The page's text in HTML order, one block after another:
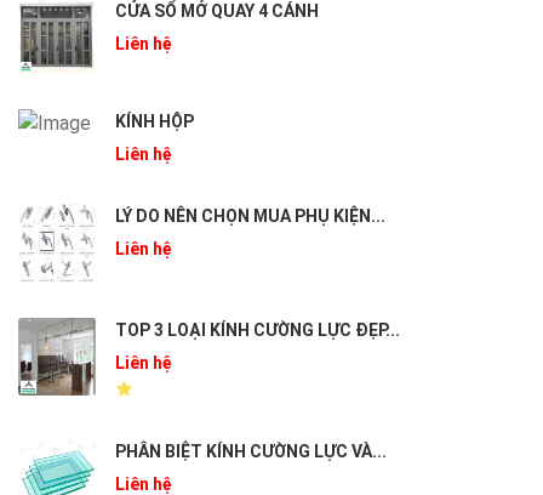
CỬA SỔ MỞ QUAY 4 CÁNH
Liên hệ
KÍNH HỘP
Liên hệ
LÝ DO NÊN CHỌN MUA PHỤ KIỆN...
Liên hệ
TOP 3 LOẠI KÍNH CƯỜNG LỰC ĐẸP...
Liên hệ
PHÂN BIỆT KÍNH CƯỜNG LỰC VÀ...
Liên hệ